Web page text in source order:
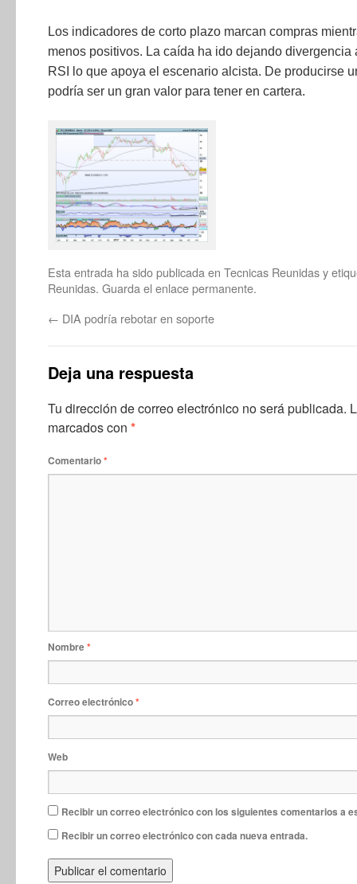
Los indicadores de corto plazo marcan compras
menos positivos. La caída ha ido dejando
RSI lo que apoya el escenario alcista. De producirse
podría ser un gran valor para tener en cartera.
Esta entrada ha sido publicada en Tecnicas Reunidasy
Reunidas. Guarda el enlace permanente.
← DIA podría rebotar en soporte
Deja una respuesta
Tu dirección de correo electrónico no será publicada.
marcados con *
Comentario*
Nombre*
Correo electrónico*
Web
Recibir un correo electrónico con los siguientes comentarios a
Recibir un correo electrónico con cada nueva entrada.